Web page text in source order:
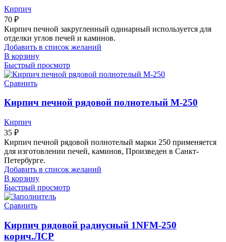
Кирпич
70 ₽
Кирпич печной закругленный одинарный используется для
отделки углов печей и каминов.
Добавить в список желаний
В корзину
Быстрый просмотр
Сравнить
Кирпич печной рядовой полнотелый М-250
Кирпич
35 ₽
Кирпич печной рядовой полнотелый марки 250 применяется
для изготовлении печей, каминов, Произведен в Санкт-
Петербурге.
Добавить в список желаний
В корзину
Быстрый просмотр
Сравнить
Кирпич рядовой радиусный 1NFМ-250
корич.ЛСР